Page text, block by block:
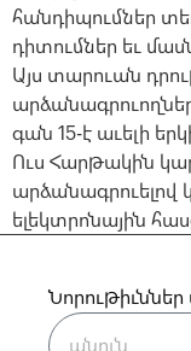
հանդիպումներ
դիտումներ եւ
Այս տարուան
գան 15-է աւելի
Ուս Հարթակին
արձանագրուելով
ելեկտրոնային